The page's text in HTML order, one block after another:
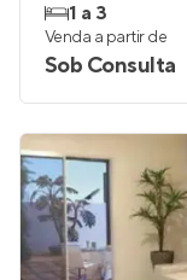
1 a 3
Venda a partir de
Sob Consulta